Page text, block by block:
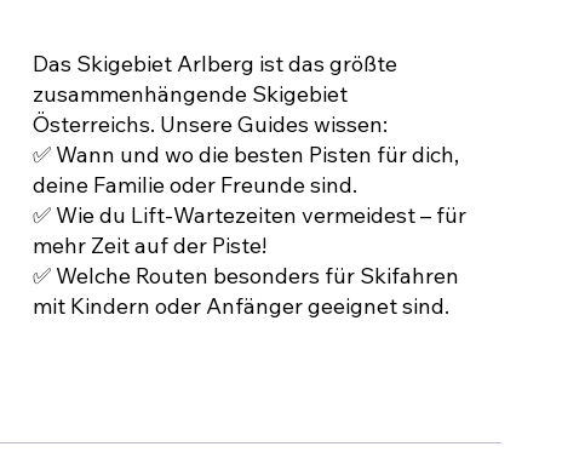
Das Skigebiet Arlberg ist das größte
zusammenhängende Skigebiet
Österreichs. Unsere Guides wissen:
✅ Wann und wo die besten Pisten für dich,
deine Familie oder Freunde sind.
✅ Wie du Lift-Wartezeiten vermeidest – für
mehr Zeit auf der Piste!
✅ Welche Routen besonders für Skifahren
mit Kindern oder Anfänger geeignet sind.